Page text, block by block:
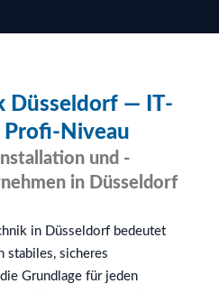
Düsseldorf — IT-
Niveau
und -
in Düsseldorf
in Düsseldorf bedeutet
stabiles, sicheres
Grundlage für jeden